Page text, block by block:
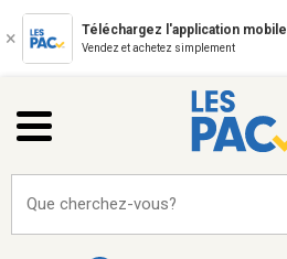
Téléchargez l'application mobile
Vendez et achetez simplement
Que cherchez-vous?